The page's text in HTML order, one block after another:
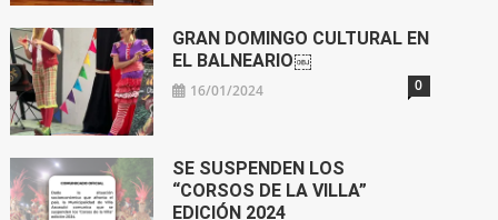
GRAN DOMINGO CULTURAL EN
EL BALNEARIO￼
16/01/2024 0
SE SUSPENDEN LOS
“CORSOS DE LA VILLA”
EDICIÓN 2024